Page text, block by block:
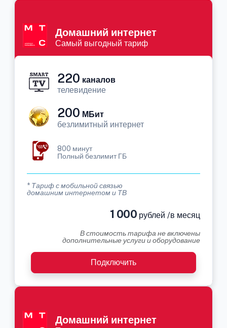
Домашний интернет
Самый выгодный тариф
220 каналов
телевидение
200 МБит
безлимитный интернет
800 минут
Полный безлимит ГБ
* Тариф с мобильной связью
домашним интернетом и ТВ
1 000 рублей /в месяц
В стоимость тарифа не включены
дополнительные услуги и оборудование
Подключить
Домашний интернет